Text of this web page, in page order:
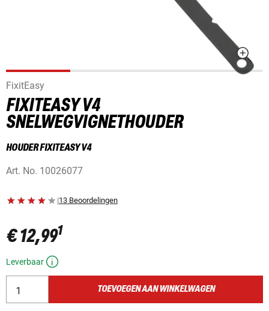
FixitEasy
FIXITEASY V4
SNELWEGVIGNETHOUDER
HOUDER FIXITEASY V4
Art. No. 10026077
|13 Beoordelingen
€ 12,991
Leverbaar
TOEVOEGEN AAN WINKELWAGEN